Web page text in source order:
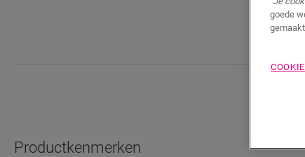
Productkenmerken
goede